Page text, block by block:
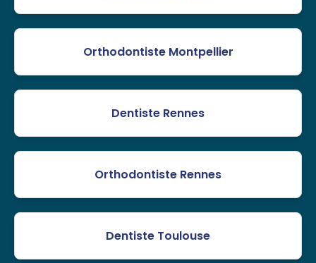
Orthodontiste Montpellier
Dentiste Rennes
Orthodontiste Rennes
Dentiste Toulouse